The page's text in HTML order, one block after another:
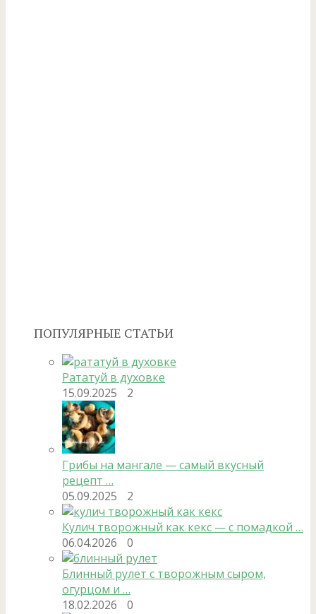
ПОПУЛЯРНЫЕ СТАТЬИ
Рататуй в духовке
15.09.2025
2
Грибы на мангале — самый вкусный
рецепт …
05.09.2025
2
Кулич творожный как кекс — с помадкой …
06.04.2026
0
Блинный рулет с творожным сыром,
огурцом и …
18.02.2026
0